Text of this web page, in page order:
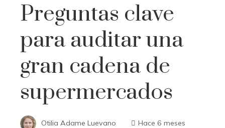
Preguntas clave
para auditar una
gran cadena de
supermercados
Otilia Adame Luevano Hace 6 meses